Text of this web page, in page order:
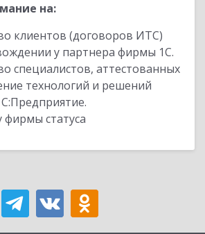
на:
клиентов (договоров ИТС)
у партнера фирмы 1С.
специалистов, аттестованных
технологий и решений
фирмы статуса